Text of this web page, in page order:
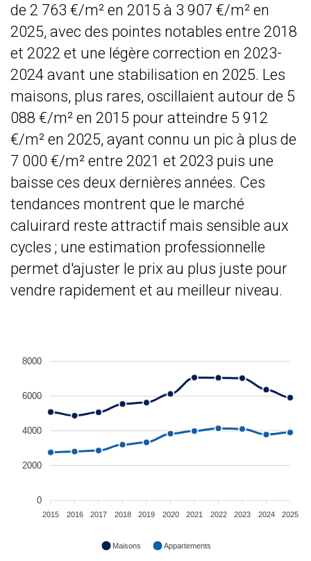
de 2 763 €/m² en 2015 à 3 907 €/m² en
2025, avec des pointes notables entre 2018
et 2022 et une légère correction en 2023-
2024 avant une stabilisation en 2025. Les
maisons, plus rares, oscillaient autour de 5
088 €/m² en 2015 pour atteindre 5 912
€/m² en 2025, ayant connu un pic à plus de
7 000 €/m² entre 2021 et 2023 puis une
baisse ces deux dernières années. Ces
tendances montrent que le marché
caluirard reste attractif mais sensible aux
cycles ; une estimation professionnelle
permet d'ajuster le prix au plus juste pour
vendre rapidement et au meilleur niveau.
8000
6000
4000
2000
0
2015 2016 2017 2018 2019 2020 2021 2022 2023 2024 2025
Maisons Appartements